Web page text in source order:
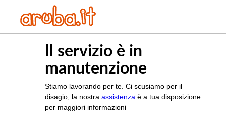
Il servizio è in
manutenzione
Stiamo lavorando per te. Ci scusiamo per il
disagio, la nostra assistenza è a tua disposizione
per maggiori informazioni